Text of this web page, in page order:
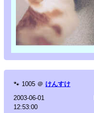
🐾 1005 ＠ けんすけ
2003-06-01
12:53:00